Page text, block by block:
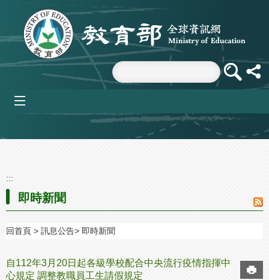
跳到主要內容區塊
:::
即時新聞
回首頁 訊息公告 即時新聞
自112年3月20日起各級學校配合中央流行疫情指揮中
心規定 調整教職員工生請假規定